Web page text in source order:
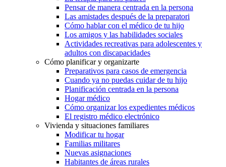
Pensar de manera centrada en la persona
Las amistades después de la preparatori
Cómo hablar con el médico de tu hijo
Los amigos y las habilidades sociales
Actividades recreativas para adolescentes y
adultos con discapacidades
Cómo planificar y organizarte
Preparativos para casos de emergencia
Cuando ya no puedas cuidar de tu hijo
Planificación centrada en la persona
Hogar médico
Cómo organizar los expedientes médicos
El registro médico electrónico
Vivienda y situaciones familiares
Modificar tu hogar
Familias militares
Nuevas asignaciones
Habitantes de áreas rurales